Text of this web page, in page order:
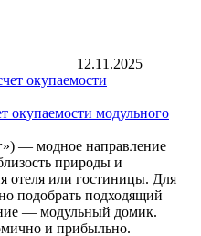
12.11.2025
окупаемости модульного
— модное направление
природы и
отеля или гостиницы. Для
подобрать подходящий
— модульный домик.
и прибыльно.